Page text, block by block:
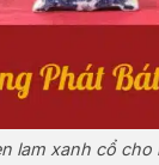
lam xanh cổ cho